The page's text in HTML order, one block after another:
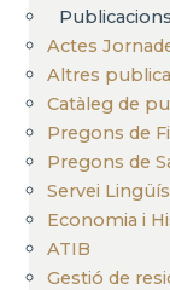
Publicacions
Actes
Altres
Catàleg de
Pregons de
Pregons de
Servei
Economia i
ATIB
Gestió de